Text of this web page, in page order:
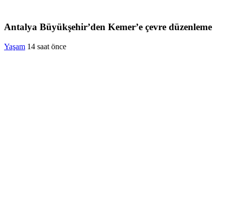
Antalya Büyükşehir’den Kemer’e çevre düzenleme
Yaşam 14 saat önce